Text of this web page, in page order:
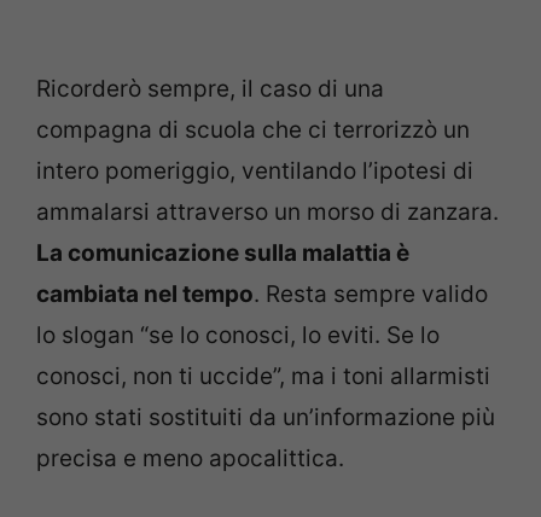
Ricorderò sempre, il caso di una
compagna di scuola che ci terrorizzò un
intero pomeriggio, ventilando l’ipotesi di
ammalarsi attraverso un morso di zanzara.
La comunicazione sulla malattia è
cambiata nel tempo. Resta sempre valido
lo slogan “se lo conosci, lo eviti. Se lo
conosci, non ti uccide”, ma i toni allarmisti
sono stati sostituiti da un’informazione più
precisa e meno apocalittica.